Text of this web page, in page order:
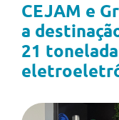
CEJAM e
a
21